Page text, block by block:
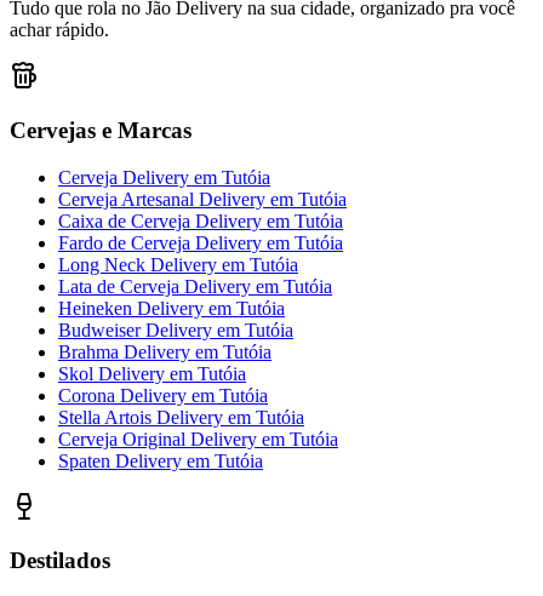
Tudo que rola no Jão Delivery na sua cidade, organizado pra você
achar rápido.
Cervejas e Marcas
Cerveja Delivery em Tutóia
Cerveja Artesanal Delivery em Tutóia
Caixa de Cerveja Delivery em Tutóia
Fardo de Cerveja Delivery em Tutóia
Long Neck Delivery em Tutóia
Lata de Cerveja Delivery em Tutóia
Heineken Delivery em Tutóia
Budweiser Delivery em Tutóia
Brahma Delivery em Tutóia
Skol Delivery em Tutóia
Corona Delivery em Tutóia
Stella Artois Delivery em Tutóia
Cerveja Original Delivery em Tutóia
Spaten Delivery em Tutóia
Destilados